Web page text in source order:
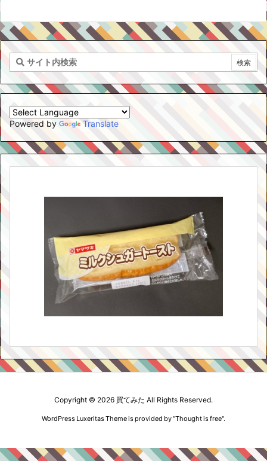
Powered by Translate
Copyright © 2026 買てみた All Rights Reserved.
WordPress Luxeritas Theme is provided by "Thought is free".